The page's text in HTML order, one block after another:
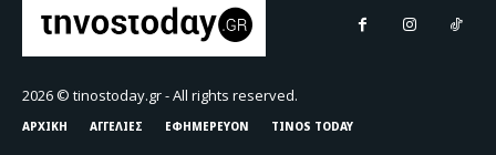
2026 © tinostoday.gr - All rights reserved.
ΑΡΧΙΚΗ ΑΓΓΕΛΙΕΣ ΕΦΗΜΕΡΕΥΟΝ TINOS TODAY